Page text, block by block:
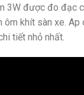
3W được đo đạc
ôm khít sàn xe. Ap
tiết nhỏ nhất.